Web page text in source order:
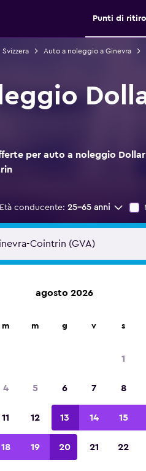
Punti di ritiro
Auto a noleggio a Ginevra
per auto a noleggio Dollar
Età conducente: 25-65 anni
agosto 2026
m m g v s
1
4 5 6 7 8
11 12 13 14 15
18 19 20 21 22